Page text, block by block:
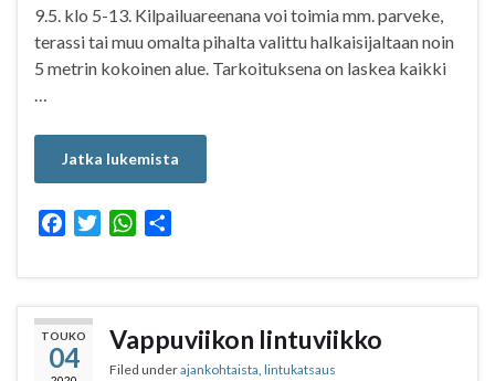
9.5. klo 5-13. Kilpailuareenana voi toimia mm. parveke,
terassi tai muu omalta pihalta valittu halkaisijaltaan noin
5 metrin kokoinen alue. Tarkoituksena on laskea kaikki
…
Jatka lukemista
c
e
b
o
i
t
W
a
t
A
a
r
TOUKO
04
Vappuviikon lintuviikko
Filed underajankohtaista lintukatsaus